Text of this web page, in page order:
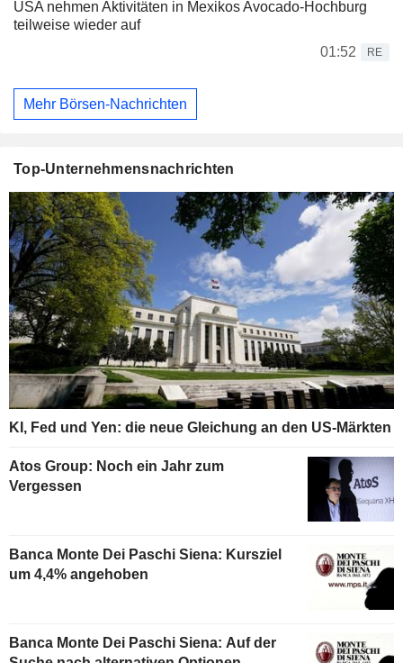
USA nehmen Aktivitäten in Mexikos Avocado-Hochburg
teilweise wieder auf
01:52
RE
Mehr Börsen-Nachrichten
Top-Unternehmensnachrichten
KI, Fed und Yen: die neue Gleichung an den US-Märkten
Atos Group: Noch ein Jahr zum
Vergessen
Banca Monte Dei Paschi Siena: Kursziel
um 4,4% angehoben
Banca Monte Dei Paschi Siena: Auf der